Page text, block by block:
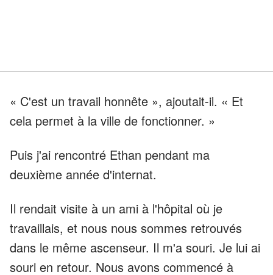
« C'est un travail honnête », ajoutait-il. « Et
cela permet à la ville de fonctionner. »
Puis j'ai rencontré Ethan pendant ma
deuxième année d'internat.
Il rendait visite à un ami à l'hôpital où je
travaillais, et nous nous sommes retrouvés
dans le même ascenseur. Il m'a souri. Je lui ai
souri en retour. Nous avons commencé à